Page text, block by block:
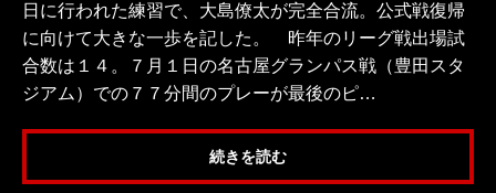
日に行われた練習で、大島僚太が完全合流。公式戦復帰
に向けて大きな一歩を記した。 昨年のリーグ戦出場試
合数は１４。７月１日の名古屋グランパス戦（豊田スタ
ジアム）での７７分間のプレーが最後のピ…
続きを読む